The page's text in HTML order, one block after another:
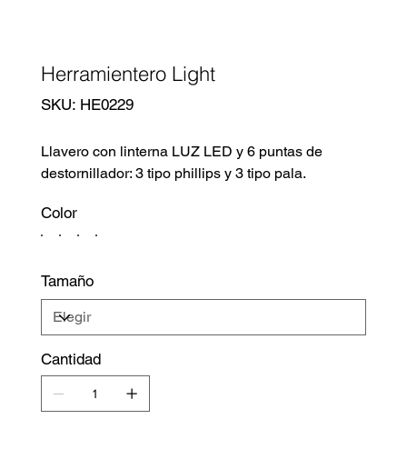
Herramientero Light
SKU: SKU
HE0229
HE0229
Llavero con linterna LUZ LED y 6 puntas de
destornillador: 3 tipo phillips y 3 tipo pala.
Color
Tamaño
Cantidad